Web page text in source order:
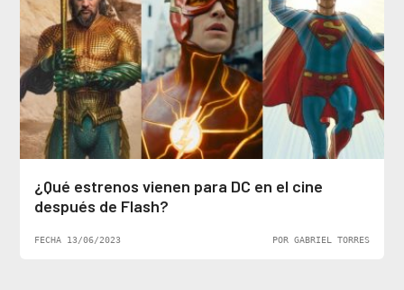
¿Qué estrenos vienen para DC en el cine
después de Flash?
FECHA 13/06/2023 POR GABRIEL TORRES